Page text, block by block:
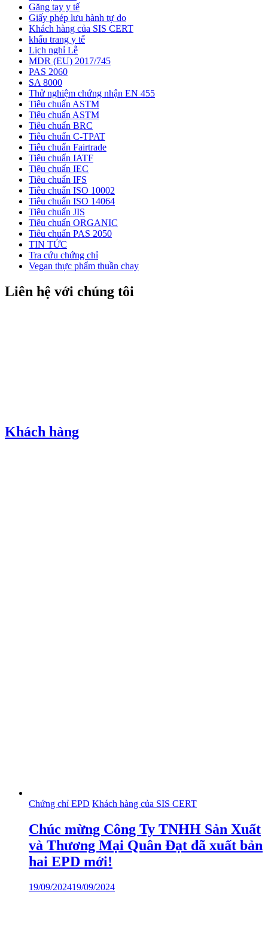
Găng tay y tế
Giấy phép lưu hành tự do
Khách hàng của SIS CERT
khẩu trang y tế
Lịch nghỉ Lễ
MDR (EU) 2017/745
PAS 2060
SA 8000
Thử nghiệm chứng nhận EN 455
Tiêu chuẩn ASTM
Tiêu chuẩn ASTM
Tiêu chuẩn BRC
Tiêu chuẩn C-TPAT
Tiêu chuẩn Fairtrade
Tiêu chuẩn IATF
Tiêu chuẩn IEC
Tiêu chuẩn IFS
Tiêu chuẩn ISO 10002
Tiêu chuẩn ISO 14064
Tiêu chuẩn JIS
Tiêu chuẩn ORGANIC
Tiêu chuẩn PAS 2050
TIN TỨC
Tra cứu chứng chỉ
Vegan thực phẩm thuần chay
Liên hệ với chúng tôi
Khách hàng
Chứng chỉ EPD Khách hàng của SIS CERT
Chúc mừng Công Ty TNHH Sản Xuất
và Thương Mại Quân Đạt đã xuất bản
hai EPD mới!
19/09/202419/09/2024